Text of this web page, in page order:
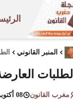
المنبر القانوني
الطلبات
مغرب القانون 08 أكتوبر 2018 - 23:45